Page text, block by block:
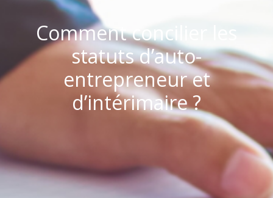
Comment concilier les
statuts d’auto-
entrepreneur et
d’intérimaire ?